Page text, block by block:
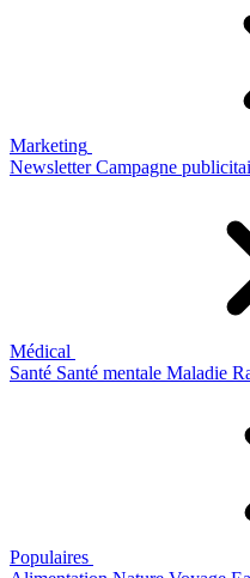
Marketing
Newsletter Campagne
Médical
Santé Santé mentale Maladie
Populaires